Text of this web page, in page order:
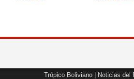
Trópico Boliviano Noticias del